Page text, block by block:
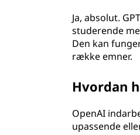
Ja, absolut.
studerende
Den kan
række emner.
Hvordan
OpenAI
upassende